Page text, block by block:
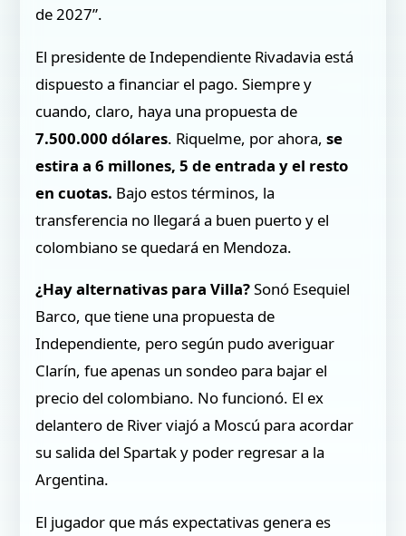
de 2027”.
El presidente de Independiente Rivadavia está
dispuesto a financiar el pago. Siempre y
cuando, claro, haya una propuesta de
7.500.000 dólares. Riquelme, por ahora, se
estira a 6 millones, 5 de entrada y el resto
en cuotas. Bajo estos términos, la
transferencia no llegará a buen puerto y el
colombiano se quedará en Mendoza.
¿Hay alternativas para Villa?Sonó Esequiel
Barco, que tiene una propuesta de
Independiente, pero según pudo averiguar
Clarín, fue apenas un sondeo para bajar el
precio del colombiano. No funcionó. El ex
delantero de River viajó a Moscú para acordar
su salida del Spartak y poder regresar a la
Argentina.
El jugador que más expectativas genera es